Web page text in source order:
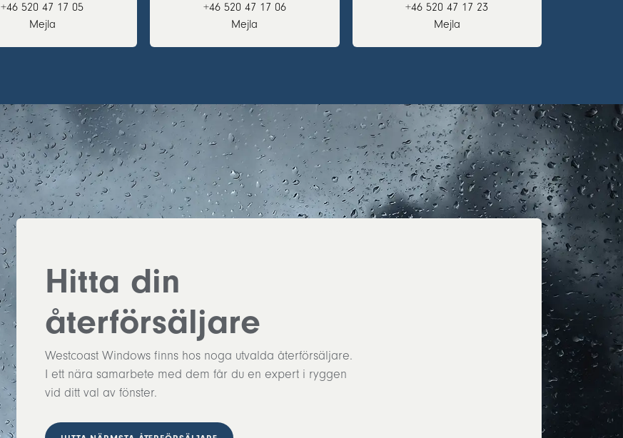
+46 520 47 17 05
Mejla
+46 520 47 17 06
Mejla
+46 520 47 17 23
Mejla
Hitta din
återförsäljare
Westcoast Windows finns hos noga utvalda återförsäljare.
I ett nära samarbete med dem får du en expert i ryggen
vid ditt val av fönster.